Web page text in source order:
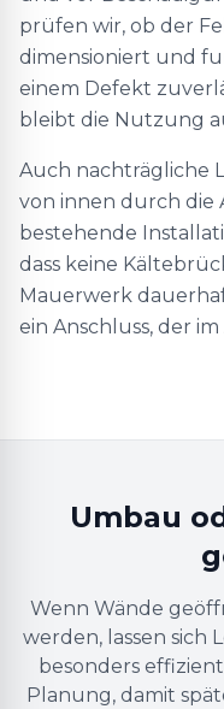
prüfen wir, ob der
dimensioniert und
einem Defekt
bleibt die Nutzung
Auch nachträgliche
von innen durch die
bestehende
dass keine
Mauerwerk
ein Anschluss, der
Umbau
Wenn Wände
werden, lassen sich
besonders
Planung, damit